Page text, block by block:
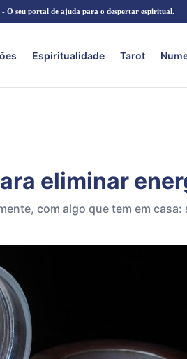
- O seu portal de ajuda para o despertar espiritual.
Espiritualidade Tarot
eliminar
com algo que tem em casa: